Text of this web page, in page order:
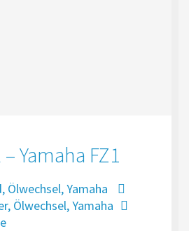
Yamaha FZ1
, Ölwechsel,Yamaha
, Ölwechsel,Yamaha